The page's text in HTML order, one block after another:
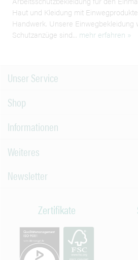
Haut und Kleidung mit
Handwerk. Unsere Einwegbekleidung
Schutzanzüge sind... mehr erfahren »
Unser Service
Shop
Informationen
Weiteres
Newsletter
Zertifikate